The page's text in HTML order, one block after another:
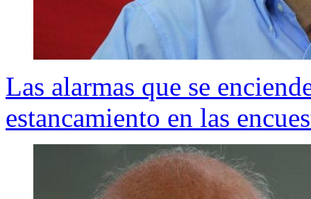
Las alarmas que se
estancamiento en las